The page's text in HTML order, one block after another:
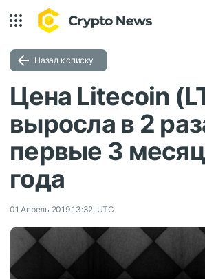
Назад к списку
Цена Litecoin
выросла в 2
первые 3
года
01 Апрель 2019 13:32, UTC